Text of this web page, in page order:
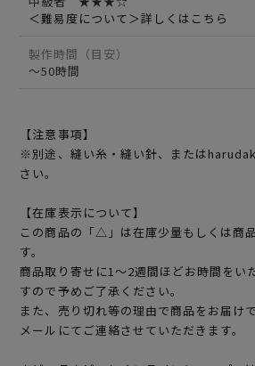
＜難易度について＞詳しくはこちら
製作時間（目安）
～50時間
【注意事項】
※別途、縫い糸・縫い針、または
さい。
【在庫表示について】
この商品の「△」は在庫少量もしくは商
す。
商品取り寄せに1～2週間ほどお時間をい
すので予めご了承ください。
また、売り切れ等の理由で商品をお届け
メールにてご連絡させていただきます。